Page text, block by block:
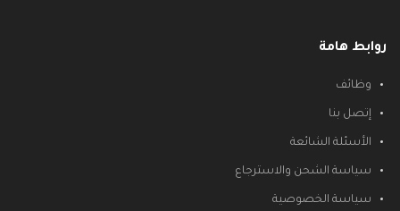
روابط هامة
وظائف
إتصل بنا
الأسئلة الشائعة
سياسة الشحن والاسترجاع
سياسة الخصوصية